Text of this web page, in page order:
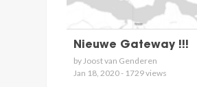
Nieuwe Gateway !!!
by Joost van Genderen
Jan 18, 2020 - 1729 views